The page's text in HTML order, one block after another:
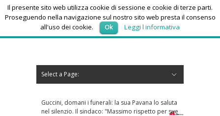
venerdì 7, Agosto 2026
Select a Page:
la sua Pavana lo saluta
"Massimo rispetto per sue
Dolomiti Superski, via ai rimborsi degli
skipass: ecco chi può richiederli
Il presente sito web utilizza cookie di sessione e cookie di terze parti.
Proseguendo nella navigazione sul nostro sito web presta il consenso
all'uso dei cookie.
Ok Leggi l informativa